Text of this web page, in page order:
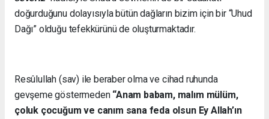
doğurduğunu dolayısıyla bütün dağların bizim için bir “Uhud
Dağı” olduğu tefekkürünü de oluşturmaktadır.
Resûlullah (sav) ile beraber olma ve cihad ruhunda
gevşeme göstermeden “Anam babam, malım mülüm,
çoluk çocuğum ve canım sana feda olsun Ey Allah’ın